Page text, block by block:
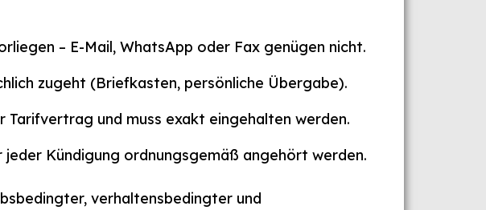
– E-Mail, WhatsApp oder Fax genügen nicht.
zugeht (Briefkasten, persönliche Übergabe).
und muss exakt eingehalten werden.
Kündigung ordnungsgemäß angehört werden.
verhaltensbedingter und